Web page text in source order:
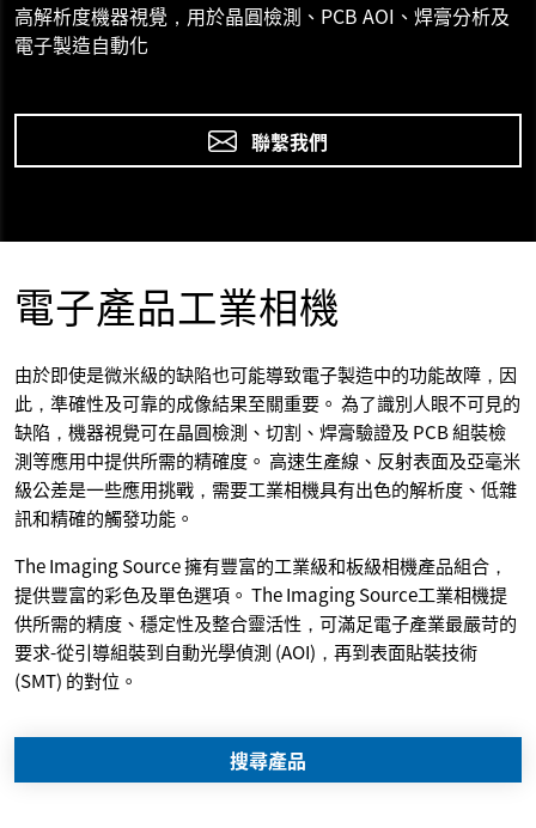
高解析度機器視覺，用於晶圓檢測、PCB AOI、焊膏分析及
電子製造自動化
聯繫我們
電子產品工業相機
由於即使是微米級的缺陷也可能導致電子製造中的功能故障，因
此，準確性及可靠的成像結果至關重要。 為了識別人眼不可見的
缺陷，機器視覺可在晶圓檢測、切割、焊膏驗證及 PCB 組裝檢
測等應用中提供所需的精確度。 高速生產線、反射表面及亞毫米
級公差是一些應用挑戰，需要工業相機具有出色的解析度、低雜
訊和精確的觸發功能。
The Imaging Source 擁有豐富的工業級和板級相機產品組合，
提供豐富的彩色及單色選項。 The Imaging Source工業相機提
供所需的精度、穩定性及整合靈活性，可滿足電子產業最嚴苛的
要求-從引導組裝到自動光學偵測 (AOI)，再到表面貼裝技術
(SMT) 的對位。
搜尋產品